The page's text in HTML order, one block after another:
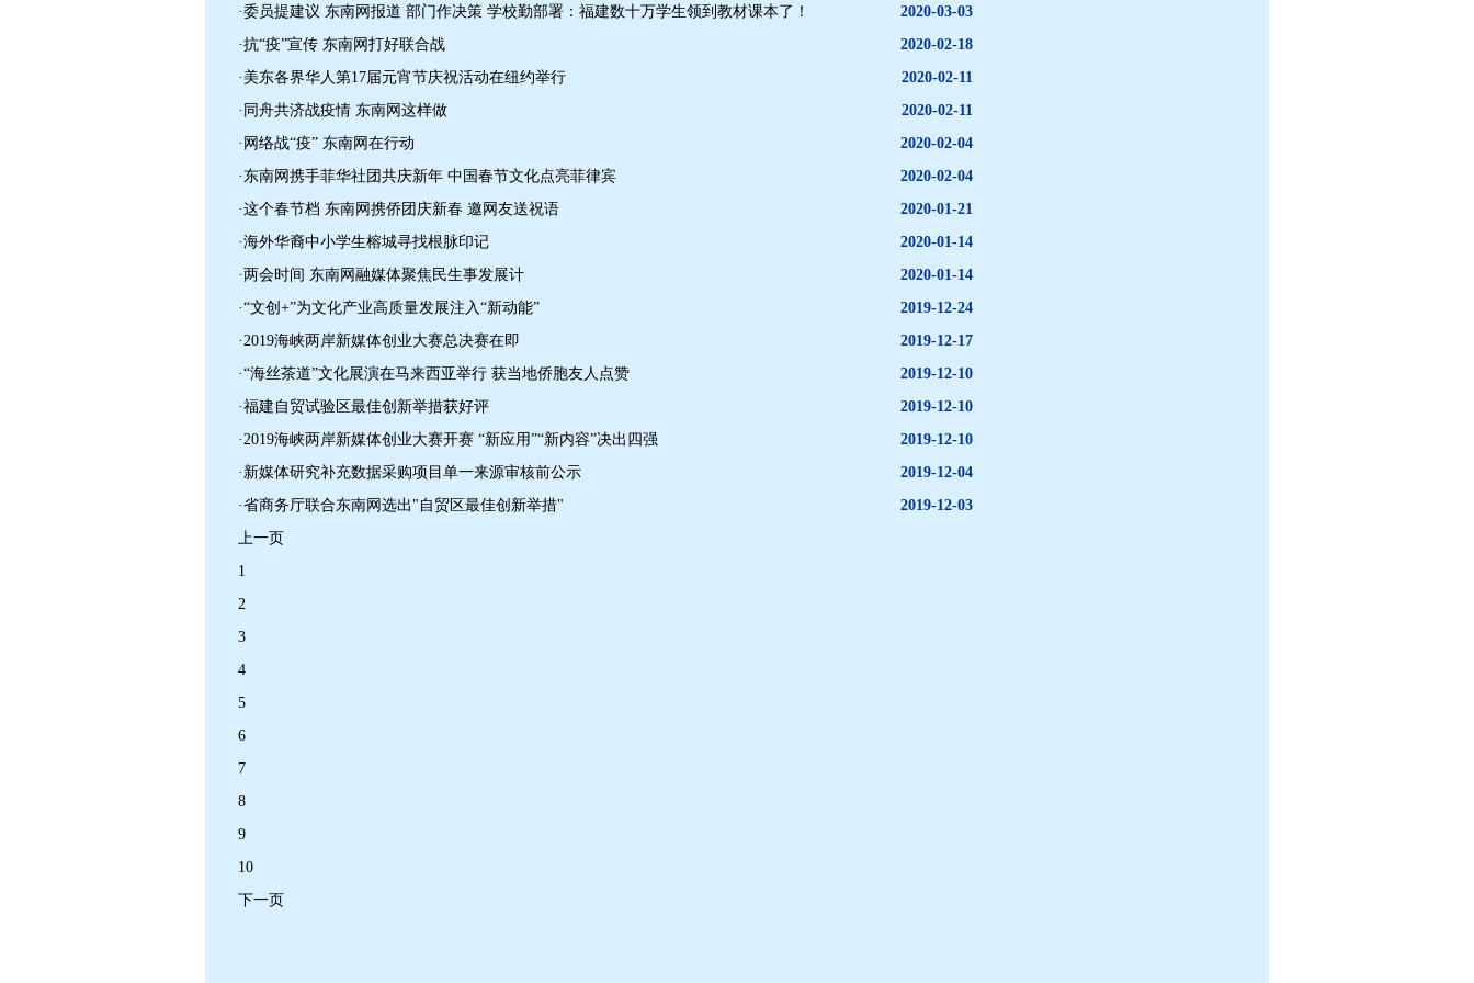
2020-03-03
·委员提建议 东南网报道 部门作决策 学校勤部署：福建数十万学生领到教材课本了！
2020-02-18
·抗“疫”宣传 东南网打好联合战
2020-02-11
·美东各界华人第17届元宵节庆祝活动在纽约举行
2020-02-11
·同舟共济战疫情 东南网这样做
2020-02-04
·网络战“疫” 东南网在行动
2020-02-04
·东南网携手菲华社团共庆新年 中国春节文化点亮菲律宾
2020-01-21
·这个春节档 东南网携侨团庆新春 邀网友送祝语
2020-01-14
·海外华裔中小学生榕城寻找根脉印记
2020-01-14
·两会时间 东南网融媒体聚焦民生事发展计
2019-12-24
·“文创+”为文化产业高质量发展注入“新动能”
2019-12-17
·2019海峡两岸新媒体创业大赛总决赛在即
2019-12-10
·“海丝茶道”文化展演在马来西亚举行 获当地侨胞友人点赞
2019-12-10
·福建自贸试验区最佳创新举措获好评
2019-12-10
·2019海峡两岸新媒体创业大赛开赛 “新应用”“新内容”决出四强
2019-12-04
·新媒体研究补充数据采购项目单一来源审核前公示
2019-12-03
·省商务厅联合东南网选出"自贸区最佳创新举措"
上一页
1
2
3
4
5
6
7
8
9
10
下一页